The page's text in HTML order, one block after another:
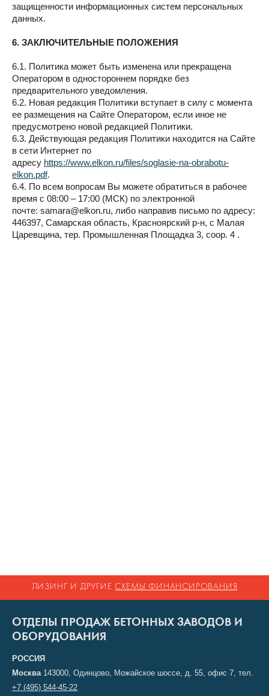
защищенности информационных систем персональных
данных.
6. ЗАКЛЮЧИТЕЛЬНЫЕ ПОЛОЖЕНИЯ
6.1. Политика может быть изменена или прекращена
Оператором в одностороннем порядке без
предварительного уведомления.
6.2. Новая редакция Политики вступает в силу с момента
ее размещения на Сайте Оператором, если иное не
предусмотрено новой редакцией Политики.
6.3. Действующая редакция Политики находится на Сайте
в сети Интернет по
адресу https://www.elkon.ru/files/soglasie-na-obrabotu-
elkon.pdf.
6.4. По всем вопросам Вы можете обратиться в рабочее
время с 08:00 – 17:00 (МСК) по электронной
почте: samara@elkon.ru, либо направив письмо по адресу:
446397, Самарская область, Красноярский р-н, с Малая
Царевщина, тер. Промышленная Площадка 3, соор. 4 .
ЛИЗИНГ И ДРУГИЕ СХЕМЫ ФИНАНСИРОВАНИЯ
ОТДЕЛЫ ПРОДАЖ БЕТОННЫХ ЗАВОДОВ И
ОБОРУДОВАНИЯ
РОССИЯ
Москва143000, Одинцово, Можайское шоссе, д. 55, офис 7, тел.
+7 (495) 544-45-22